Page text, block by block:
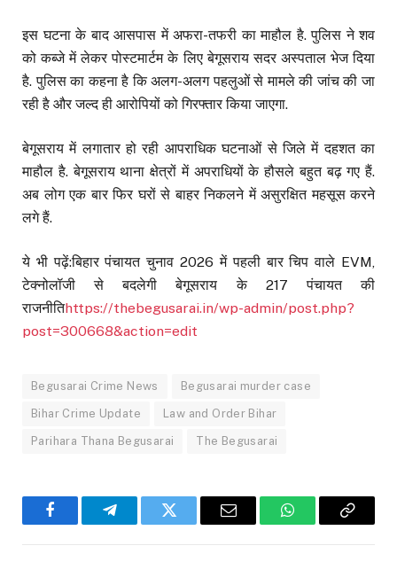
इस घटना के बाद आसपास में अफरा-तफरी का माहौल है. पुलिस ने शव
को कब्जे में लेकर पोस्टमार्टम के लिए बेगूसराय सदर अस्पताल भेज दिया
है. पुलिस का कहना है कि अलग-अलग पहलुओं से मामले की जांच की जा
रही है और जल्द ही आरोपियों को गिरफ्तार किया जाएगा.
बेगूसराय में लगातार हो रही आपराधिक घटनाओं से जिले में दहशत का
माहौल है. बेगूसराय थाना क्षेत्रों में अपराधियों के हौसले बहुत बढ़ गए हैं.
अब लोग एक बार फिर घरों से बाहर निकलने में असुरक्षित महसूस करने
लगे हैं.
ये भी पढ़ें:बिहार पंचायत चुनाव 2026 में पहली बार चिप वाले EVM,
टेक्नोलॉजी से बदलेगी बेगूसराय के 217 पंचायत की
राजनीतिhttps://thebegusarai.in/wp-admin/post.php?
post=300668&action=edit
Begusarai Crime News Begusarai murder case
Bihar Crime Update Law and Order Bihar
Parihara Thana Begusarai The Begusarai
FacebookTelegramTwitter Email WhatsAppCopy